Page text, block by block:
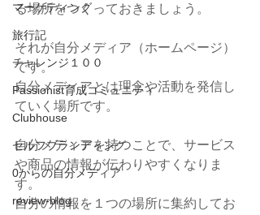
マーケティング
旅行記
チャレンジ１００
Passionist育成コミュニティ
Clubhouse
セルフブランディング
0からの自分メディア
review-blog
る場所をつくっておきましょう。
それが自分メディア（ホームページ）
です。
自分メディアとは理念や活動を発信し
ていく場所です。
自分メディアを持つことで、サービス
や商品の情報が伝わりやすくなりま
す。
自分の情報を１つの場所に集約してお